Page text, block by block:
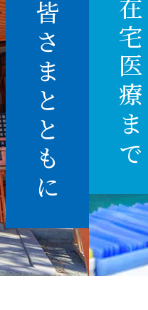
地域の皆さまとともに